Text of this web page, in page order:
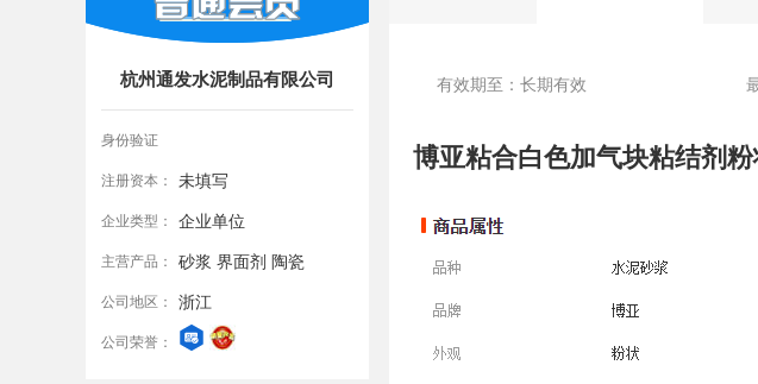
杭州通发水泥制品有限公司
身份验证
注册资本： 未填写
企业类型： 企业单位
主营产品： 砂浆 界面剂 陶瓷
公司地区： 浙江
公司荣誉：
有效期至：长期有效
博亚粘合白色加气块粘结剂